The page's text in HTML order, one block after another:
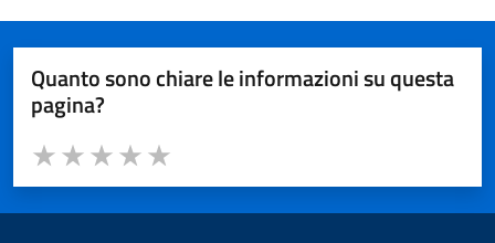
Quanto sono chiare le informazioni su questa
pagina?
Valuta da 1 a 5 stelle la pagina
Valuta 5 stelle su 5
Valuta 4 stelle su 5
Valuta 3 stelle su 5
Valuta 2 stelle su 5
Valuta 1 stelle su 5